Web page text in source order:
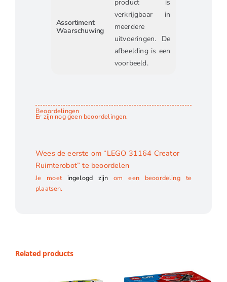
Assortiment
Waarschuwing
product is
verkrijgbaar in
meerdere
uitvoeringen. De
afbeelding is een
voorbeeld.
Beoordelingen
Er zijn nog geen beoordelingen.
Wees de eerste om “LEGO 31164 Creator
Ruimterobot” te beoordelen
Je moet ingelogd zijn om een beoordeling te
plaatsen.
Related products